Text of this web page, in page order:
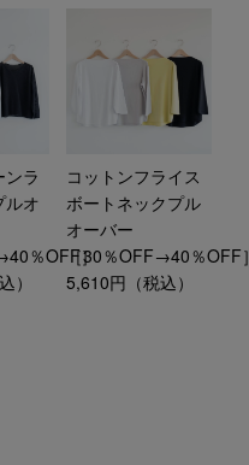
ラ
ルオ
％OFF］
）
コットンフライス
ボートネックプル
オーバー
［30％OFF→40％OFF
5,610円（税込）